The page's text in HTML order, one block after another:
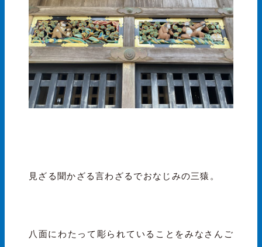
見ざる聞かざる言わざるでおなじみの三猿。
八面にわたって彫られていることをみなさんご